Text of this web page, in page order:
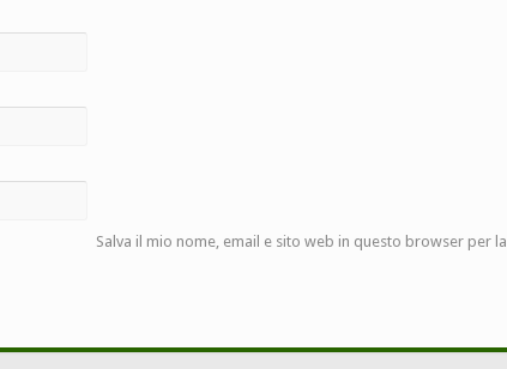
Salva il mio nome, email e sito web in questo browser per la